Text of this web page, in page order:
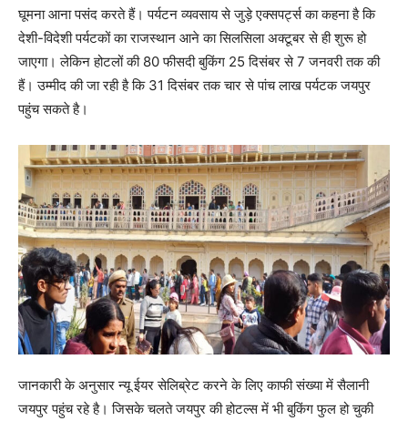
घूमना आना पसंद करते हैं। पर्यटन व्यवसाय से जुड़े एक्सपर्ट्स का कहना है कि
देशी-विदेशी पर्यटकों का राजस्थान आने का सिलसिला अक्टूबर से ही शुरू हो
जाएगा। लेकिन होटलों की 80 फीसदी बुकिंग 25 दिसंबर से 7 जनवरी तक की
हैं। उम्मीद की जा रही है कि 31 दिसंबर तक चार से पांच लाख पर्यटक जयपुर
पहुंच सकते है।
जानकारी के अनुसार न्यू ईयर सेलिब्रेट करने के लिए काफी संख्या में सैलानी
जयपुर पहुंच रहे है। जिसके चलते जयपुर की होटल्स में भी बुकिंग फुल हो चुकी